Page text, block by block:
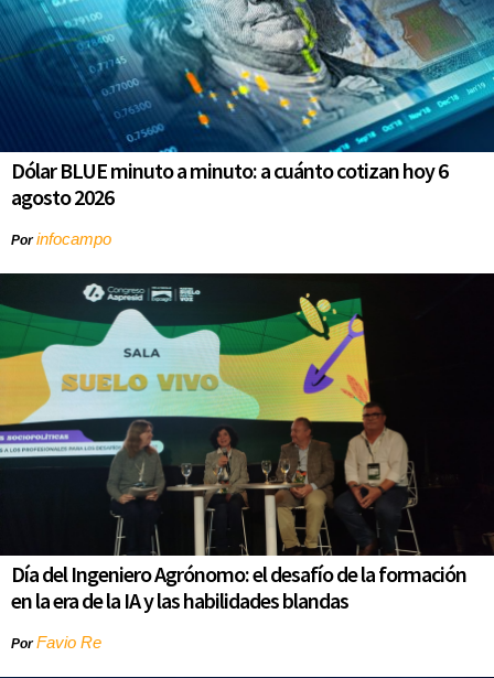
Dólar BLUE minuto a minuto: a cuánto cotizan hoy 6
agosto 2026
Porinfocampo
Día del Ingeniero Agrónomo: el desafío de la formación
en la era de la IA y las habilidades blandas
PorFavio Re